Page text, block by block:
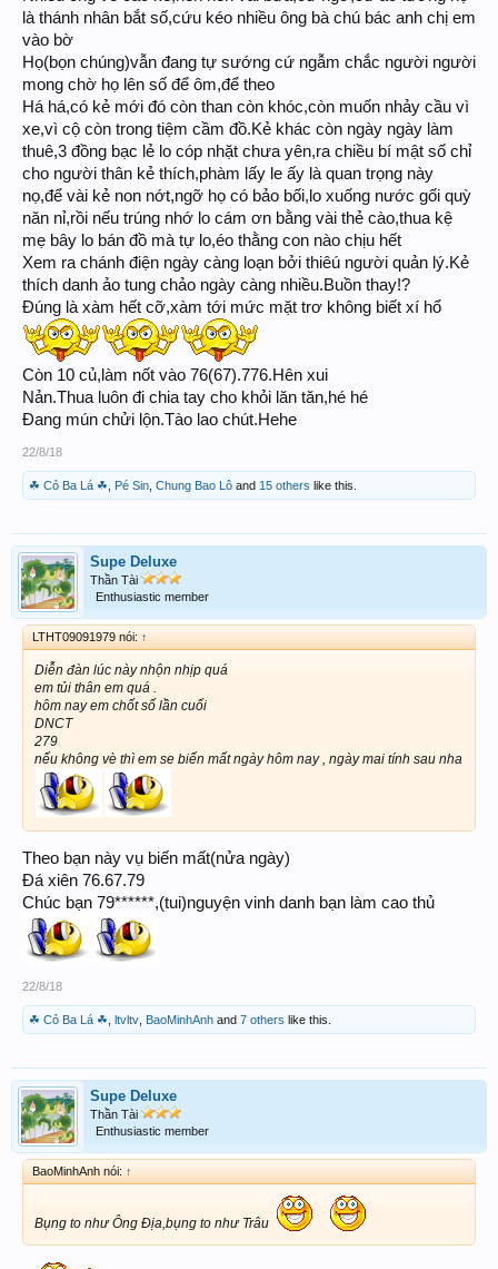
là thánh nhân bắt số,cứu kéo nhiều ông bà chú bác anh chị em
vào bờ
Họ(bọn chúng)vẫn đang tự sướng cứ ngẫm chắc người người
mong chờ họ lên số để ôm,để theo
Há há,có kẻ mới đó còn than còn khóc,còn muốn nhảy cầu vì
xe,vì cộ còn trong tiệm cầm đồ.Kẻ khác còn ngày ngày làm
thuê,3 đồng bạc lẻ lo cóp nhặt chưa yên,ra chiều bí mật số chỉ
cho người thân kẻ thích,phàm lấy le ấy là quan trọng này
nọ,để vài kẻ non nớt,ngỡ họ có bảo bối,lo xuống nước gối quỳ
năn nỉ,rồi nếu trúng nhớ lo cám ơn bằng vài thẻ cào,thua kệ
mẹ bây lo bán đồ mà tự lo,éo thằng con nào chịu hết
Xem ra chánh điện ngày càng loạn bởi thiêú người quản lý.Kẻ
thích danh ảo tung chảo ngày càng nhiều.Buồn thay!?
Đúng là xàm hết cỡ,xàm tới mức mặt trơ không biết xí hổ
Còn 10 củ,làm nốt vào 76(67).776.Hên xui
Nản.Thua luôn đi chia tay cho khỏi lăn tăn,hé hé
Đang mún chửi lộn.Tào lao chút.Hehe
22/8/18
☘ Cỏ Ba Lá ☘ Pé Sin Chung Bao Lô and 15 others like this.
Supe Deluxe
Thần Tài
Enthusiastic member
LTHT09091979 nói: ↑
Diễn đàn lúc này nhộn nhịp quá
em tủi thân em quá .
hôm nay em chốt số lần cuối
DNCT
279
nếu không vè thì em se biến mất ngày hôm nay , ngày mai tính sau nha
Theo bạn này vụ biến mất(nửa ngày)
Đá xiên 76.67.79
Chúc bạn 79******,(tui)nguyện vinh danh bạn làm cao thủ
22/8/18
☘ Cỏ Ba Lá ☘ ltvltv BaoMinhAnh and 7 others like this.
Supe Deluxe
Thần Tài
Enthusiastic member
BaoMinhAnh nói: ↑
Bụng to như Ông Địa,bụng to như Trâu